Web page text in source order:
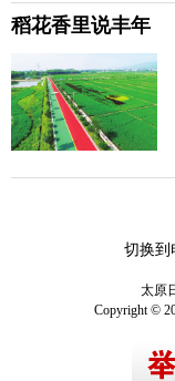
稻花香里说丰年
切换到
太原
Copyright ©